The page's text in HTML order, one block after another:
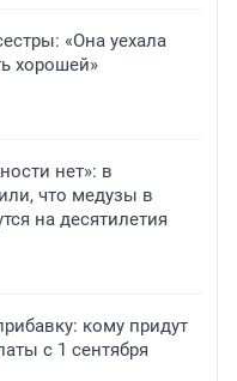
«Она уехала
хорошей»
нет»: в
что медузы в
на десятилетия
кому придут
с 1 сентября